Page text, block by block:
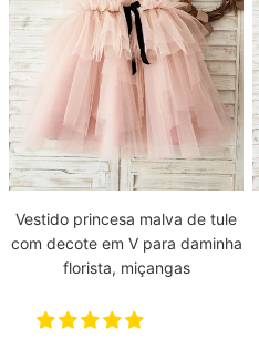
Vestido princesa malva de tule
com decote em V para daminha
florista, miçangas